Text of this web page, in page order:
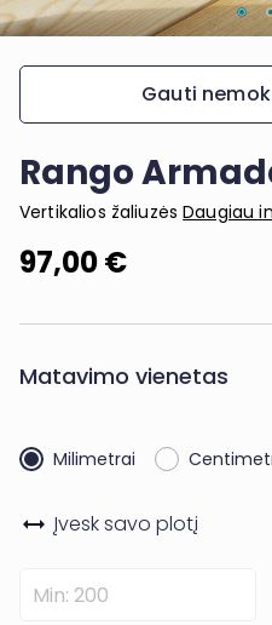
Gauti
Rango
Vertikalios žaliuzėsDaugiau
97,00 €
Matavimo vienetas
Milimetrai
Įvesk savo plotį